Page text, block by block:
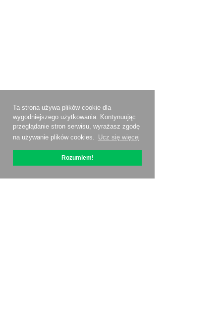
Ta strona używa plików cookie dla
wygodniejszego użytkowania. Kontynuując
przeglądanie stron serwisu, wyrażasz zgodę
na używanie plików cookies. Ucz się więcej
Rozumiem!